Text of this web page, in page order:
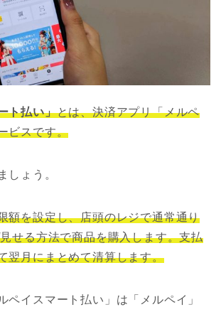
ト払い」とは、決済アプリ「メルペ
ビスです。
しょう。
額を設定し、店頭のレジで通常通り
せる方法で商品を購入します。支払
翌月にまとめて清算します。
ペイスマート払い」は「メルペイ」